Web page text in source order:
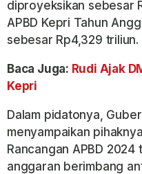
diproyeksikan sebesar
APBD Kepri Tahun
sebesar Rp4,329 triliun.
Baca Juga: Rudi Ajak
Kepri
Dalam pidatonya,
menyampaikan
Rancangan APBD
anggaran berimbang